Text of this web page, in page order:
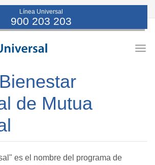
Línea Universal
900 203 203
de Mutua
es el nombre del programa de